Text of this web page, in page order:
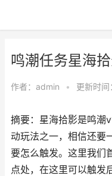
鸣潮任务星海
作者： admin • 更新时
摘要：星海拾影是鸣潮
动玩法之一，相信还要
要怎么触发。这里我们
点处，在这里可以触发